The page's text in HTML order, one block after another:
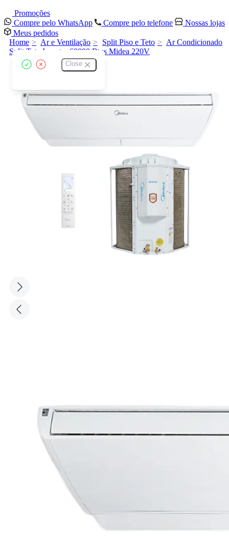
Promoções
Compre pelo WhatsApp
Compre pelo telefone
Nossas lojas
Meus pedidos
Close
Home Ar e Ventilação Split Piso e Teto
Ar Condicionado
Split Teto Inverter 60000 Btus Midea 220V